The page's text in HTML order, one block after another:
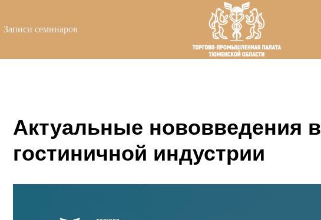
Записи семинаров
Актуальные нововведения в
гостиничной индустрии